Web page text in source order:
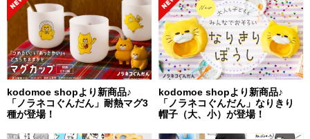
kodomoe shopより新商品♪
「ノラネコぐんだん」耐熱マグ3
種が登場！
kodomoe shopより新商品♪
「ノラネコぐんだん」なりきり
帽子（大、小）が登場！